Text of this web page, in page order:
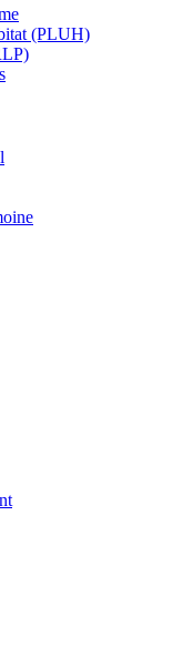
(PLUH)